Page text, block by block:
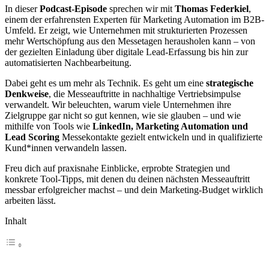
In dieserPodcast-Episode sprechen wir mit Thomas Federkiel,
einem der erfahrensten Experten für Marketing Automation im B2B-
Umfeld. Er zeigt, wie Unternehmen mit strukturierten Prozessen
mehr Wertschöpfung aus den Messetagen herausholen kann – von
der gezielten Einladung über digitale Lead-Erfassung bis hin zur
automatisierten Nachbearbeitung.
Dabei geht es um mehr als Technik. Es geht um eine strategische
Denkweise, die Messeauftritte in nachhaltige Vertriebsimpulse
verwandelt. Wir beleuchten, warum viele Unternehmen ihre
Zielgruppe gar nicht so gut kennen, wie sie glauben – und wie
mithilfe von Tools wie LinkedIn, Marketing Automation und
Lead Scoring Messekontakte gezielt entwickeln und in qualifizierte
Kund*innen verwandeln lassen.
Freu dich auf praxisnahe Einblicke, erprobte Strategien und
konkrete Tool-Tipps, mit denen du deinen nächsten Messeauftritt
messbar erfolgreicher machst – und dein Marketing-Budget wirklich
arbeiten lässt.
Inhalt